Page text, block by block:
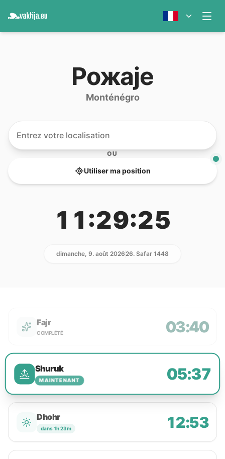
Рожаје
Monténégro
OU
Utiliser ma position
11:29:25
dimanche, 9. août 202626. Safar 1448
Fajr
COMPLÉTÉ 03:40
Shuruk
MAINTENANT 05:37
Dhohr
dans 1h 23m 12:53